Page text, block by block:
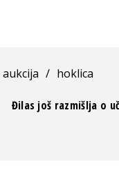
aukcija / hoklica
Đilas još razmišlja o